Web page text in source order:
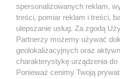
O nas
spersonalizowanych reklam,
treści, pomiar reklam i treści,
ulepszanie usług. Za zgodą
Partnerzy możemy używać
geolokalizacyjnych oraz
charakterystykę urządzenia do
Ponieważ cenimy Twoją